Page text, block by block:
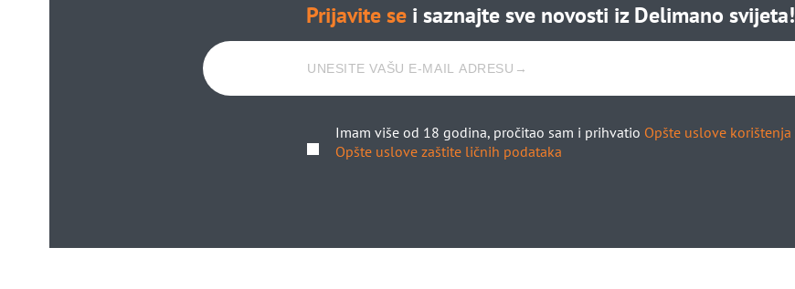
Prijavite sei saznajte sve novosti iz Delimano svijeta!
Imam više od 18 godina, pročitao sam i prihvatio Opšte uslove korištenja
Opšte uslove zaštite ličnih podataka